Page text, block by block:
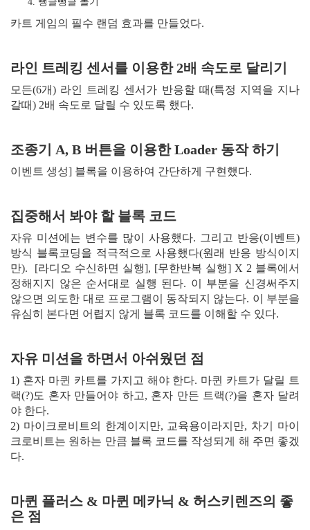
카트 게임의 필수 랜덤 효과를 만들었다.
라인 트레킹 센서를 이용한 2배 속도로 달리기
모든(6개) 라인 트레킹 센서가 반응할 때(특정 지역을 지나
갈때) 2배 속도로 달릴 수 있도록 했다.
조종기 A, B 버튼을 이용한 Loader 동작 하기
이벤트 생성] 블록을 이용하여 간단하게 구현했다.
집중해서 봐야 할 블록 코드
자유 미션에는 변수를 많이 사용했다. 그리고 반응(이벤트)
방식 블록코딩을 적극적으로 사용했다(원래 반응 방식이지
만). [라디오 수신하면 실행], [무한반복 실행] X 2 블록에서
정해지지 않은 순서대로 실행 된다. 이 부분을 신경써주지
않으면 의도한 대로 프로그램이 동작되지 않는다. 이 부분을
유심히 본다면 어렵지 않게 블록 코드를 이해할 수 있다.
자유 미션을 하면서 아쉬웠던 점
1) 혼자 마퀸 카트를 가지고 해야 한다. 마퀸 카트가 달릴 트
랙(?)도 혼자 만들어야 하고, 혼자 만든 트랙(?)을 혼자 달려
야 한다.
2) 마이크로비트의 한계이지만, 교육용이라지만, 차기 마이
크로비트는 원하는 만큼 블록 코드를 작성되게 해 주면 좋겠
다.
마퀸 플러스 & 마퀸 메카닉 & 허스키렌즈의 좋
은 점